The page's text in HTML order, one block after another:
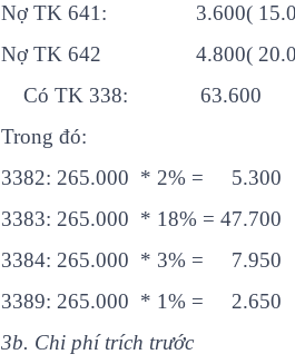
Nợ TK 641: 3.600(
Nợ TK 642 4.800(
Có TK 338: 63.600
Trong đó:
3382: 265.000 * 2% = 5.300
3383: 265.000 * 18% = 47.700
3384: 265.000 * 3% = 7.950
3389: 265.000 * 1% = 2.650
3b. Chi phí trích trước